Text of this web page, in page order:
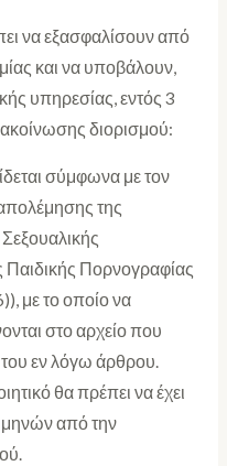
να εξασφαλίσουν από
και να υποβάλουν,
υπηρεσίας, εντός 3
διορισμού:
σύμφωνα με τον
της
Παιδικής Πορνογραφίας
με το οποίο να
στο αρχείο που
του εν λόγω άρθρου.
θα πρέπει να έχει
μηνών από την